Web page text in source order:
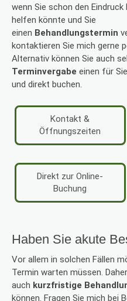
wenn Sie schon den
helfen könnte und Sie
einen Behandlungstermin
kontaktieren Sie mich gerne
Alternativ können Sie auch
Terminvergabe einen für
und direkt buchen.
Kontakt &
Öffnungszeiten
Direkt zur Online-
Buchung
Haben Sie akute
Vor allem in solchen Fällen
Termin warten müssen.
auch kurzfristige
können. Fragen Sie mich bei